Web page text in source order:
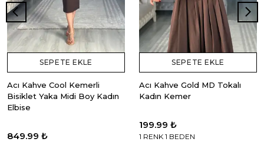
SEPETE EKLE
Acı Kahve Cool Kemerli
Bisiklet Yaka Midi Boy Kadın
Elbise
849.99 ₺
SEPETE EKLE
Acı Kahve Gold MD Tokalı
Kadın Kemer
199.99 ₺
1 RENK 1 BEDEN